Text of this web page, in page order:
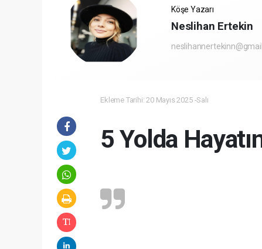
Köşe Yazarı
Neslihan Ertekin
Ekleme Tarihi: 20 Mayıs 2025 -Salı
5 Yolda